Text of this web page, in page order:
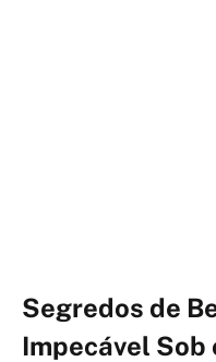
Segredos de
Impecável Sob